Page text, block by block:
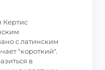
Кертис
с латинским
"короткий".
в